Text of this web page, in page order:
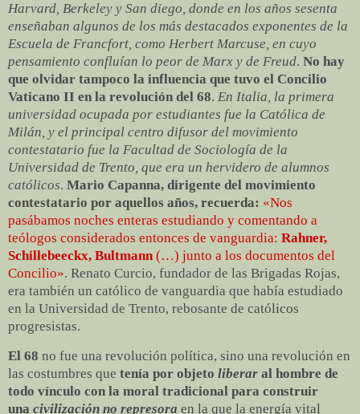
Harvard, Berkeley y San diego, donde en los años sesenta
enseñaban algunos de los más destacados exponentes de la
Escuela de Francfort, como Herbert Marcuse, en cuyo
pensamiento confluían lo peor de Marx y de Freud. No hay
que olvidar tampoco la influencia que tuvo el Concilio
Vaticano II en la revolución del 68. En Italia, la primera
universidad ocupada por estudiantes fue la Católica de
Milán, y el principal centro difusor del movimiento
contestatario fue la Facultad de Sociología de la
Universidad de Trento, que era un hervidero de alumnos
católicos. Mario Capanna, dirigente del movimiento
contestatario por aquellos años, recuerda: «Nos
pasábamos noches enteras estudiando y comentando a
teólogos considerados entonces de vanguardia: Rahner,
Schillebeeckx, Bultmann(…) junto a los documentos del
Concilio». Renato Curcio, fundador de las Brigadas Rojas,
era también un católico de vanguardia que había estudiado
en la Universidad de Trento, rebosante de católicos
progresistas.
El 68 no fue una revolución política, sino una revolución en
las costumbres que tenía por objeto liberar al hombre de
todo vínculo con la moral tradicional para construir
una civilización no represora en la que la energía vital